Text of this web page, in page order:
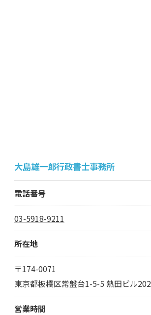
大島雄一郎行政書士事務所
電話番号
03-5918-9211
所在地
〒174-0071
東京都板橋区常盤台1-5-5 熱田ビル202
営業時間